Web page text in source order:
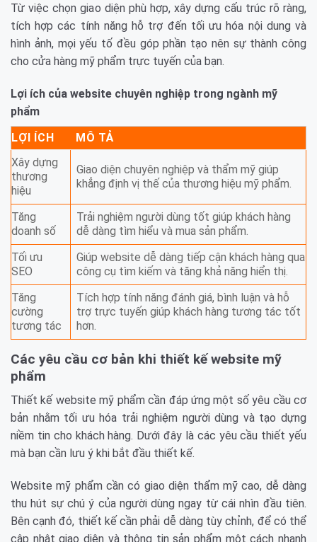
Từ việc chọn giao diện phù hợp, xây dựng cấu trúc rõ ràng,
tích hợp các tính năng hỗ trợ đến tối ưu hóa nội dung và
hình ảnh, mọi yếu tố đều góp phần tạo nên sự thành công
cho cửa hàng mỹ phẩm trực tuyến của bạn.
Lợi ích của website chuyên nghiệp trong ngành mỹ
phẩm
LỢI ÍCH
MÔ TẢ
Xây dựng
thương
hiệu
Giao diện chuyên nghiệp và thẩm mỹ giúp
khẳng định vị thế của thương hiệu mỹ phẩm.
Tăng
doanh số
Trải nghiệm người dùng tốt giúp khách hàng
dễ dàng tìm hiểu và mua sản phẩm.
Tối ưu
SEO
Giúp website dễ dàng tiếp cận khách hàng qua
công cụ tìm kiếm và tăng khả năng hiển thị.
Tăng
cường
tương tác
Tích hợp tính năng đánh giá, bình luận và hỗ
trợ trực tuyến giúp khách hàng tương tác tốt
hơn.
Các yêu cầu cơ bản khi thiết kế website mỹ
phẩm
Thiết kế website mỹ phẩm cần đáp ứng một số yêu cầu cơ
bản nhằm tối ưu hóa trải nghiệm người dùng và tạo dựng
niềm tin cho khách hàng. Dưới đây là các yêu cầu thiết yếu
mà bạn cần lưu ý khi bắt đầu thiết kế.
Website mỹ phẩm cần có giao diện thẩm mỹ cao, dễ dàng
thu hút sự chú ý của người dùng ngay từ cái nhìn đầu tiên.
Bên cạnh đó, thiết kế cần phải dễ dàng tùy chỉnh, để có thể
cập nhật giao diện và thông tin sản phẩm một cách nhanh